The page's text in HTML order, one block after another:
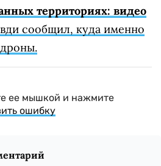
территориях: видео
сообщил, куда именно
ее мышкой и нажмите
ошибку